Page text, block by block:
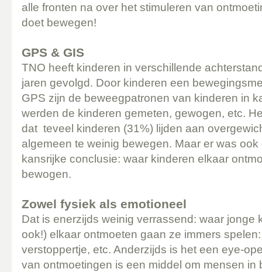
alle fronten na over het stimuleren van
doet bewegen!
GPS & GIS
TNO heeft kinderen in verschillende
jaren gevolgd. Door kinderen een
GPS zijn de beweegpatronen van kinderen in
werden de kinderen gemeten, gewogen, etc.
dat teveel kinderen (31%) lijden aan
algemeen te weinig bewegen. Maar er was
kansrijke conclusie: waar kinderen elkaar
bewogen.
Zowel fysiek als emotioneel
Dat is enerzijds weinig verrassend: waar jonge
ook!) elkaar ontmoeten gaan ze immers
verstoppertje, etc. Anderzijds is het een eye-
van ontmoetingen is een middel om mensen in